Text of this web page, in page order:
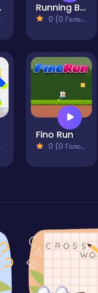
Running Bros
0 (0 Голосів)
Fino Run
0 (0 Голосів)